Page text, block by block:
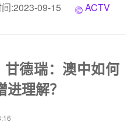
:2023-09-15
ACTV
甘德瑞：澳中如何
理解？